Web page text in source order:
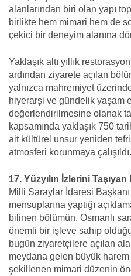
alanlarından biri olan yapı
birlikte hem mimari hem de
çekici bir deneyim alanına
Yaklaşık altı yıllık
ardından ziyarete açılan
yalnızca mahremiyet
hiyerarşi ve gündelik yaşam
değerlendirilmesine olanak
kapsamında yaklaşık 750
ait kültürel unsur yeniden
atmosferi korunmaya çalışıldı.
17. Yüzyılın İzlerini
Milli Saraylar İdaresi Başkanı
mensuplarına yaptığı
bilinen bölümün, Osmanlı
önemli bir işleve sahip
bugün ziyaretçilere açılan
meydana gelen büyük harem
şekillenen mimari düzenin